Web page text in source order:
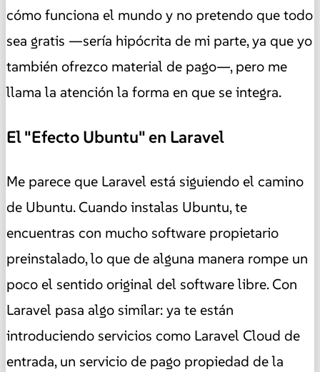
cómo funciona el mundo y no pretendo que todo
sea gratis —sería hipócrita de mi parte, ya que yo
también ofrezco material de pago—, pero me
llama la atención la forma en que se integra.
El "Efecto Ubuntu" en Laravel
Me parece que Laravel está siguiendo el camino
de Ubuntu. Cuando instalas Ubuntu, te
encuentras con mucho software propietario
preinstalado, lo que de alguna manera rompe un
poco el sentido original del software libre. Con
Laravel pasa algo similar: ya te están
introduciendo servicios como Laravel Cloud de
entrada, un servicio de pago propiedad de la